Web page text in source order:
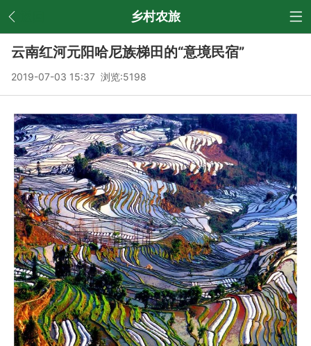
乡村农旅
云南红河元阳哈尼族梯田的“意境民宿”
2019-07-03 15:37 浏览:5198